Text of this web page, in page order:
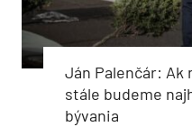
Ján Palenčár: Ak
stále budeme
bývania